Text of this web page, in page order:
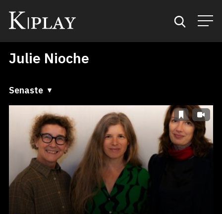
Start
Sök
Kategorier
Mina favoriter
Julie Nioche
Senaste
Senaste
A till Ö
Ö till A